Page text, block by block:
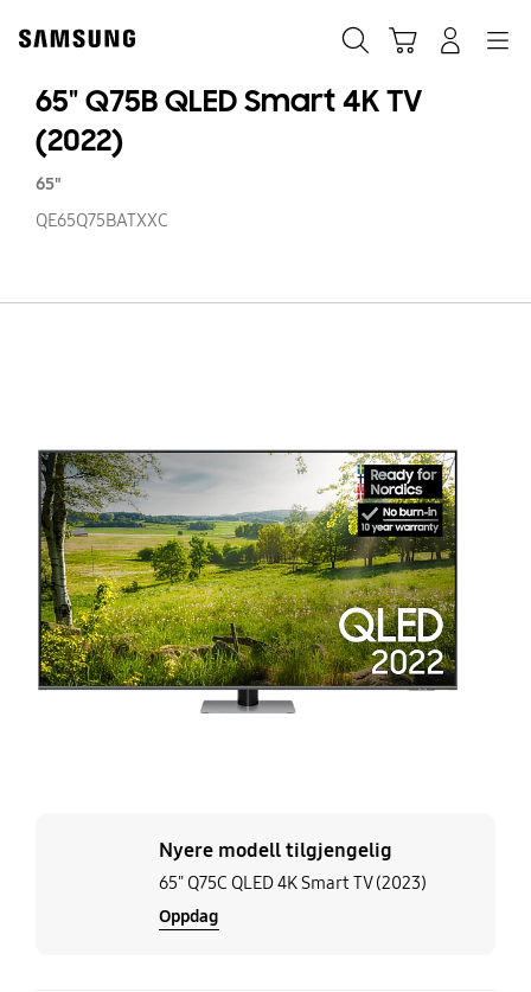
content
65" Q75B QLED Smart 4K TV
(2022)
65"
QE65Q75BATXXC
Nyere modell tilgjengelig
65" Q75C QLED 4K Smart TV (2023)
Oppdag